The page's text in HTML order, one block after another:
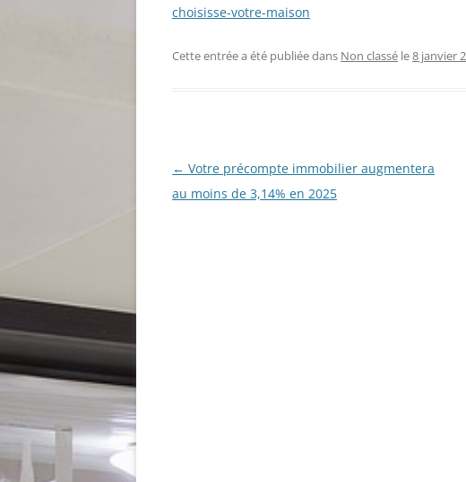
choisisse-votre-maison
Cette entrée a été publiée dans Non classé le8 janvier
Navigation
des
← Votre précompte immobilier augmentera
au moins de 3,14% en 2025